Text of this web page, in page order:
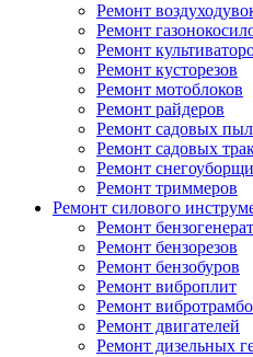
Ремонт
Ремонт
Ремонт
Ремонт кусторезов
Ремонт мотоблоков
Ремонт райдеров
Ремонт садовых
Ремонт садовых
Ремонт
Ремонт триммеров
Ремонт силового
Ремонт
Ремонт бензорезов
Ремонт бензобуров
Ремонт виброплит
Ремонт
Ремонт двигателей
Ремонт дизельных